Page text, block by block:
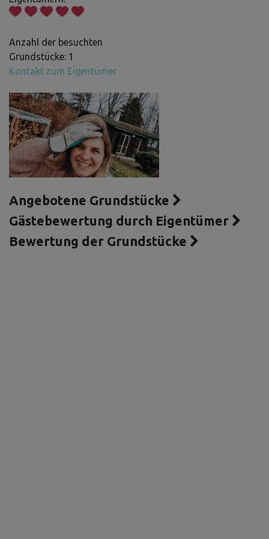
Anzahl der besuchten
Grundstücke: 1
Kontakt zum Eigentümer
Angebotene Grundstücke
Gästebewertung durch Eigentümer
Bewertung der Grundstücke